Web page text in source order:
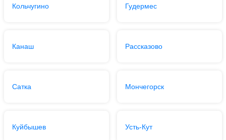
Кольчугино Гудермес
Канаш Рассказово
Сатка Мончегорск
Куйбышев Усть-Кут